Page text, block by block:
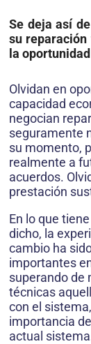
Se deja así
su
la
Olvidan en
capacidad
negocian
seguramente
su momento,
realmente a
acuerdos.
prestación
En lo que
dicho, la
cambio ha
importantes
superando de
técnicas
con el
importancia
actual